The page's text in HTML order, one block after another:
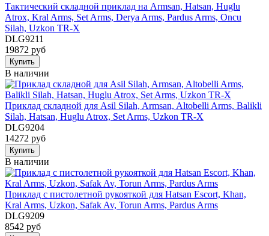
Тактический складной приклад на Armsan, Hatsan, Huglu
Atrox, Kral Arms, Set Arms, Derya Arms, Pardus Arms, Oncu
Silah, Uzkon TR-X
DLG9211
19872 руб
Купить
В наличии
Приклад складной для Asil Silah, Armsan, Altobelli Arms, Balikli
Silah, Hatsan, Huglu Atrox, Set Arms, Uzkon TR-X
DLG9204
14272 руб
Купить
В наличии
Приклад с пистолетной рукояткой для Hatsan Escort, Khan,
Kral Arms, Uzkon, Safak Av, Torun Arms, Pardus Arms
DLG9209
8542 руб